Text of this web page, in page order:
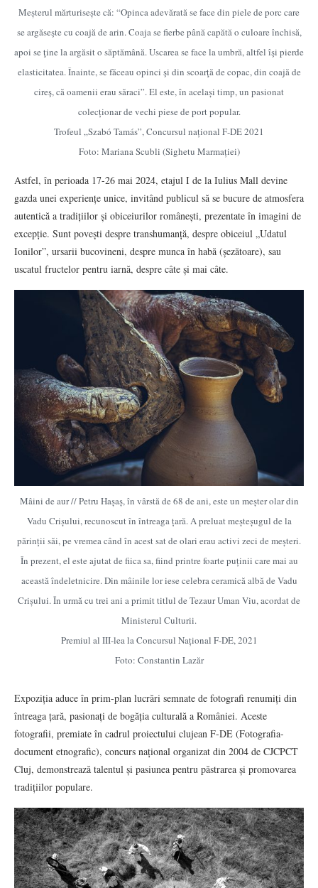
Meșterul mărturisește că: “Opinca adevărată se face din piele de porc care
se argăseşte cu coajă de arin. Coaja se fierbe până capătă o culoare închisă,
apoi se ţine la argăsit o săptămână. Uscarea se face la umbră, altfel îşi pierde
elasticitatea. Înainte, se făceau opinci şi din scoarţă de copac, din coajă de
cireş, că oamenii erau săraci”. El este, în același timp, un pasionat
colecționar de vechi piese de port popular.
Trofeul „Szabó Tamás”, Concursul național F-DE 2021
Foto: Mariana Scubli (Sighetu Marmației)
Astfel, în perioada 17-26 mai 2024, etajul I de la Iulius Mall devine
gazda unei experiențe unice, invitând publicul să se bucure de atmosfera
autentică a tradițiilor și obiceiurilor românești, prezentate în imagini de
excepție. Sunt povești despre transhumanță, despre obiceiul „Udatul
Ionilor”, ursarii bucovineni, despre munca în habă (șezătoare), sau
uscatul fructelor pentru iarnă, despre câte și mai câte.
Mâini de aur // Petru Hașaș, în vârstă de 68 de ani, este un meșter olar din
Vadu Crișului, recunoscut în întreaga țară. A preluat meșteșugul de la
părinții săi, pe vremea când în acest sat de olari erau activi zeci de meșteri.
În prezent, el este ajutat de fiica sa, fiind printre foarte puținii care mai au
această îndeletnicire. Din mâinile lor iese celebra ceramică albă de Vadu
Crișului. În urmă cu trei ani a primit titlul de Tezaur Uman Viu, acordat de
Ministerul Culturii.
Premiul al III-lea la Concursul Național F-DE, 2021
Foto: Constantin Lazăr
Expoziția aduce în prim-plan lucrări semnate de fotografi renumiți din
întreaga țară, pasionați de bogăția culturală a României. Aceste
fotografii, premiate în cadrul proiectului clujean F-DE (Fotografia-
document etnografic), concurs național organizat din 2004 de CJCPCT
Cluj, demonstrează talentul și pasiunea pentru păstrarea și promovarea
tradițiilor populare.